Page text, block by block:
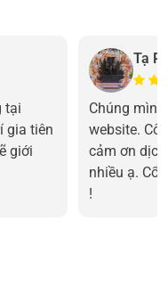
tại
gia tiên
giới
Tạ
Chúng
website. Cô
cảm ơn
nhiều ạ.
!